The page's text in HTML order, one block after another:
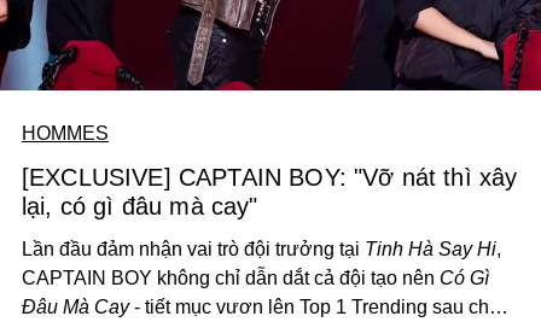
HOMMES
[EXCLUSIVE] CAPTAIN BOY: "Vỡ nát thì xây
lại, có gì đâu mà cay"
Lần đầu đảm nhận vai trò đội trưởng tại Tinh Hà Say Hi,
CAPTAIN BOY không chỉ dẫn dắt cả đội tạo nên Có Gì
Đâu Mà Cay- tiết mục vươn lên Top 1 Trending sau chưa